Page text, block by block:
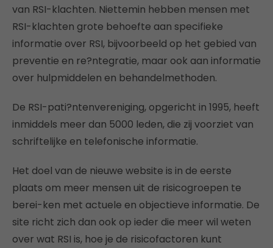
van RSI-klachten. Niettemin hebben mensen met
RSI-klachten grote behoefte aan specifieke
informatie over RSI, bijvoorbeeld op het gebied van
preventie en re?ntegratie, maar ook aan informatie
over hulpmiddelen en behandelmethoden.
De RSI-pati?ntenvereniging, opgericht in 1995, heeft
inmiddels meer dan 5000 leden, die zij voorziet van
schriftelijke en telefonische informatie.
Het doel van de nieuwe website is in de eerste
plaats om meer mensen uit de risicogroepen te
berei-ken met actuele en objectieve informatie. De
site richt zich dan ook op ieder die meer wil weten
over wat RSI is, hoe je de risicofactoren kunt